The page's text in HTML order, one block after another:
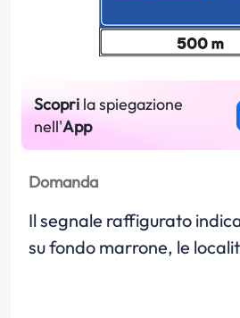
Scopri la spiegazione
nell'App
Domanda
Il segnale raffigurato
su fondo marrone, le